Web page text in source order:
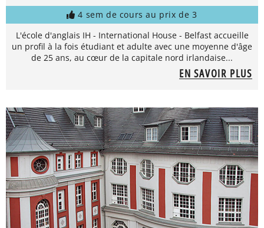
4 sem de cours au prix de 3
L'école d'anglais IH - International House - Belfast accueille
un profil à la fois étudiant et adulte avec une moyenne d'âge
de 25 ans, au cœur de la capitale nord irlandaise...
EN SAVOIR PLUS